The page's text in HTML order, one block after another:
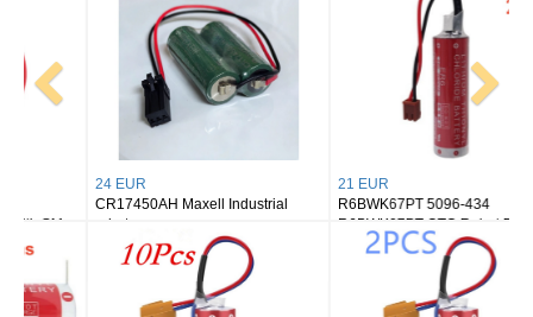
CR17450AH Maxell Industrial
robot
R6BWK67PT 5096-434
R6BWK67PT OTC Robot Body